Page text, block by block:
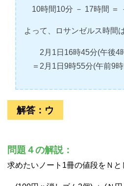
10時間10分 － 17時間 ＝
よって、ロサンゼルス時間は
2月1日16時45分(午後4
＝2月1日9時55分(午前9
解答：ウ
問題４の解説：
求めたいノート1冊の値段をＮと